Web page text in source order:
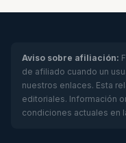
Aviso sobre afiliación:
de afiliado cuando un
nuestros enlaces. Esta
editoriales. Información
condiciones actuales en